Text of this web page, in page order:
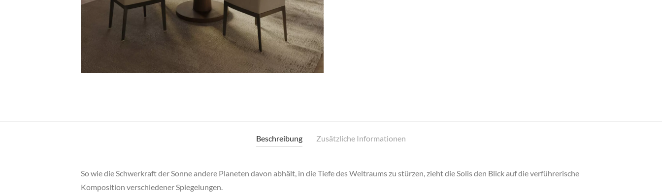
Beschreibung Zusätzliche Informationen
So wie die Schwerkraft der Sonne andere Planeten davon abhält, in die Tiefe des Weltraums zu stürzen, zieht die Solis den Blick auf die verführerische
Komposition verschiedener Spiegelungen.